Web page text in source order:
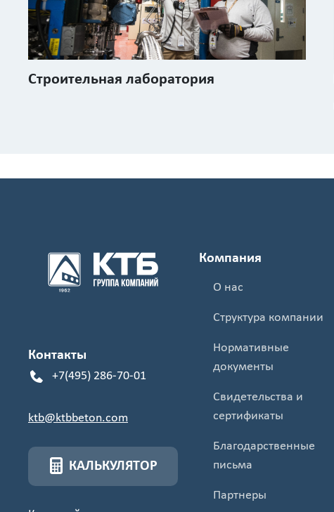
Строительная лаборатория
Контакты
+7(495) 286-70-01
ktb@ktbbeton.com
КАЛЬКУЛЯТОР
Компания
О нас
Структура компании
Нормативные
документы
Свидетельства и
сертификаты
Благодарственные
письма
Партнеры